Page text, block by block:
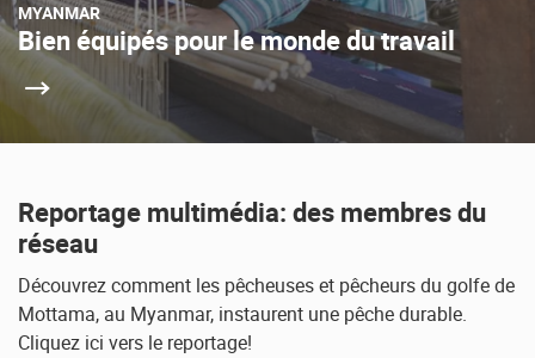
MYANMAR
Bien équipés pour le monde du travail
Reportage multimédia: des membres du
réseau
Découvrez comment les pêcheuses et pêcheurs du golfe de
Mottama, au Myanmar, instaurent une pêche durable.
Cliquez ici vers le reportage!